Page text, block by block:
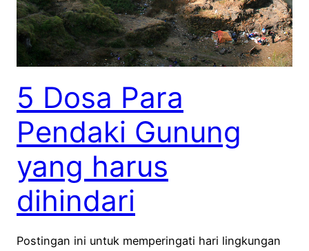
5 Dosa Para
Pendaki Gunung
yang harus
dihindari
Postingan ini untuk memperingati hari lingkungan